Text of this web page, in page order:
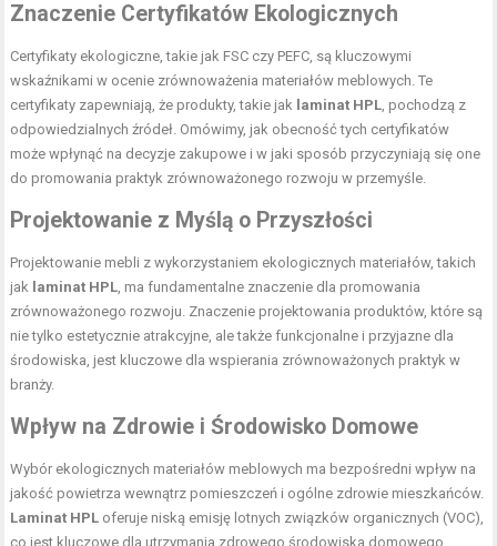
Znaczenie Certyfikatów Ekologicznych
Certyfikaty ekologiczne, takie jak FSC czy PEFC, są kluczowymi
wskaźnikami w ocenie zrównoważenia materiałów meblowych. Te
certyfikaty zapewniają, że produkty, takie jak laminat HPL, pochodzą z
odpowiedzialnych źródeł. Omówimy, jak obecność tych certyfikatów
może wpłynąć na decyzje zakupowe i w jaki sposób przyczyniają się one
do promowania praktyk zrównoważonego rozwoju w przemyśle.
Projektowanie z Myślą o Przyszłości
Projektowanie mebli z wykorzystaniem ekologicznych materiałów, takich
jak laminat HPL, ma fundamentalne znaczenie dla promowania
zrównoważonego rozwoju. Znaczenie projektowania produktów, które są
nie tylko estetycznie atrakcyjne, ale także funkcjonalne i przyjazne dla
środowiska, jest kluczowe dla wspierania zrównoważonych praktyk w
branży.
Wpływ na Zdrowie i Środowisko Domowe
Wybór ekologicznych materiałów meblowych ma bezpośredni wpływ na
jakość powietrza wewnątrz pomieszczeń i ogólne zdrowie mieszkańców.
Laminat HPL oferuje niską emisję lotnych związków organicznych (VOC),
co jest kluczowe dla utrzymania zdrowego środowiska domowego.